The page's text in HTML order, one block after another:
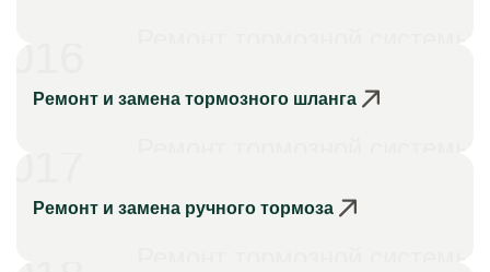
Ремонт и замена тормозного шланга
Ремонт и замена ручного тормоза